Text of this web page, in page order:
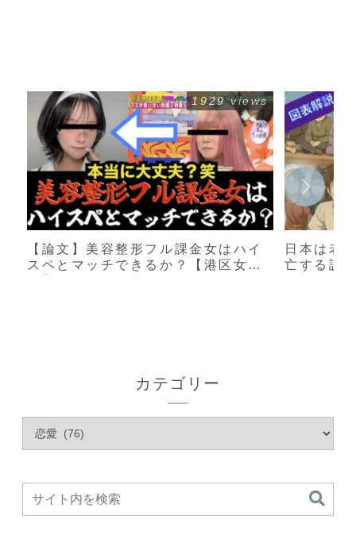
【論文】美容整形フル課金女はハイ
スペとマッチできるか？【港区女
1929 views
日本は老
亡する説
カテゴリー